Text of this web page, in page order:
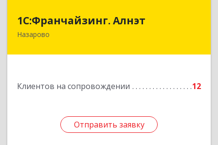
1С:Франчайзинг. Алнэт
Назарово
Клиентов на сопровождении 12
Отправить заявку
1С:Франчайзинг. Алнэт
662200, Красноярский край, Назарово г,
Отправить заявку